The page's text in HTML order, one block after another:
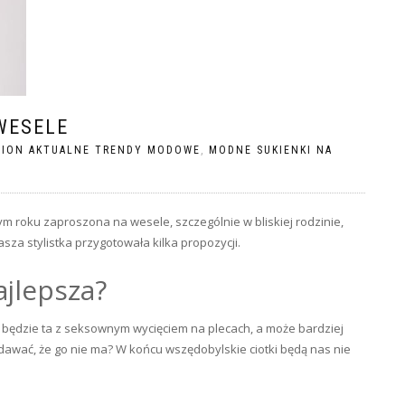
AKTUALNE TRENDY MODOWE , MODNE SUKIENKI NA
roku zaproszona na wesele, szczególnie w bliskiej rodzinie,
stylistka przygotowała kilka propozycji.
ta z seksownym wycięciem na plecach, a może bardziej
że go nie ma? W końcu wszędobylskie ciotki będą nas nie